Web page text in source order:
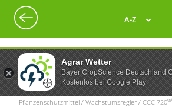
Agrar Wetter
Bayer CropScience Deutschland
Kostenlos bei Google Play
A-Z
Pflanzenschutzmittel / Wachstumsregler / CCC 720®